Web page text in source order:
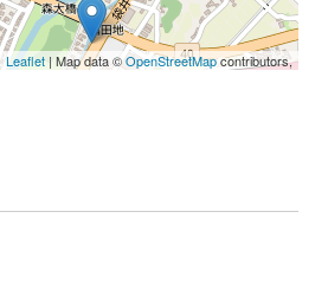
Leaflet | Map data ©OpenStreetMapcontributors,